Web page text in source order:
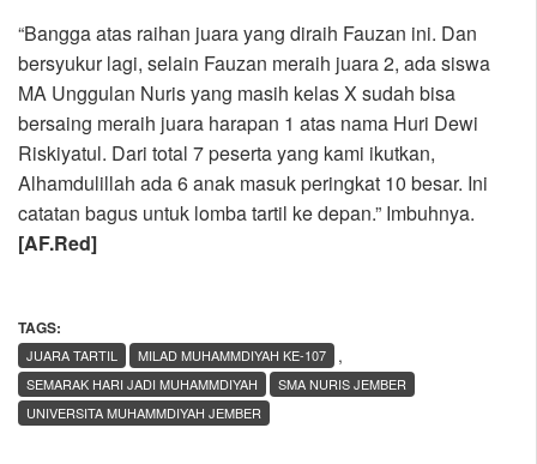
“Bangga atas raihan juara yang diraih Fauzan ini. Dan
bersyukur lagi, selain Fauzan meraih juara 2, ada siswa
MA Unggulan Nuris yang masih kelas X sudah bisa
bersaing meraih juara harapan 1 atas nama Huri Dewi
Riskiyatul. Dari total 7 peserta yang kami ikutkan,
Alhamdulillah ada 6 anak masuk peringkat 10 besar. Ini
catatan bagus untuk lomba tartil ke depan.” Imbuhnya.
[AF.Red]
TAGS:
,
JUARA TARTIL
MILAD MUHAMMDIYAH KE-107
SEMARAK HARI JADI MUHAMMDIYAH
SMA NURIS JEMBER
UNIVERSITA MUHAMMDIYAH JEMBER